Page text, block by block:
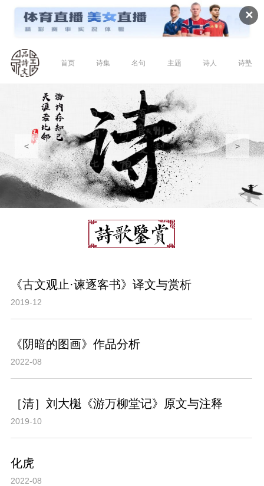
✕
首页 诗集 名句 主题 诗人 诗塾
< >
《古文观止·谏逐客书》译文与赏析
2019-12
《阴暗的图画》作品分析
2022-08
［清］刘大櫆《游万柳堂记》原文与注释
2019-10
化虎
2022-08